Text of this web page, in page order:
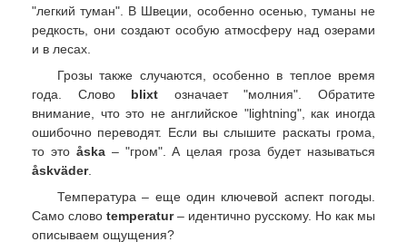
"легкий туман". В Швеции, особенно осенью, туманы не
редкость, они создают особую атмосферу над озерами
и в лесах.
Грозы также случаются, особенно в теплое время
года. Слово blixt означает "молния". Обратите
внимание, что это не английское "lightning", как иногда
ошибочно переводят. Если вы слышите раскаты грома,
то это åska– "гром". А целая гроза будет называться
åskväder.
Температура – еще один ключевой аспект погоды.
Само слово temperatur– идентично русскому. Но как мы
описываем ощущения?